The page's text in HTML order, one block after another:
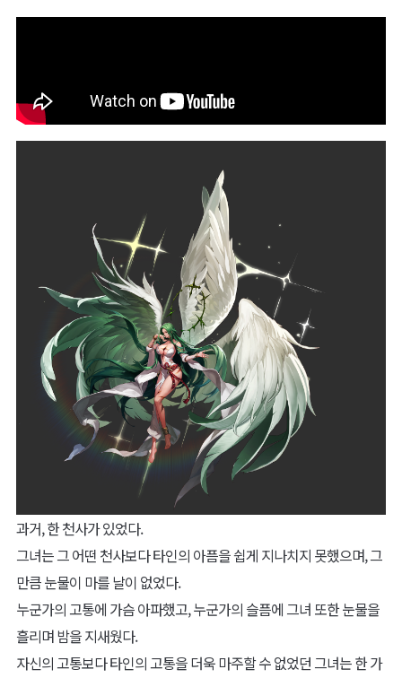
과거, 한 천사가 있었다.
그녀는 그 어떤 천사보다 타인의 아픔을 쉽게 지나치지 못했으며, 그
만큼 눈물이 마를 날이 없었다.
누군가의 고통에 가슴 아파했고, 누군가의 슬픔에 그녀 또한 눈물을
흘리며 밤을 지새웠다.
자신의 고통보다 타인의 고통을 더욱 마주할 수 없었던 그녀는 한 가